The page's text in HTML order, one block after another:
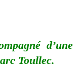
d’une
Toullec.